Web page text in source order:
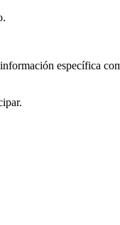
específica